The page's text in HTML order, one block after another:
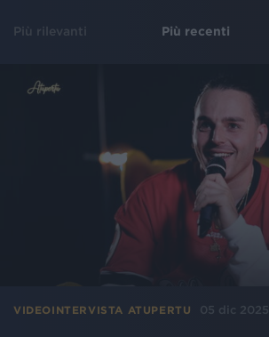
Più rilevanti Più recenti
VIDEOINTERVISTA ATUPERTU 05 dic 2025